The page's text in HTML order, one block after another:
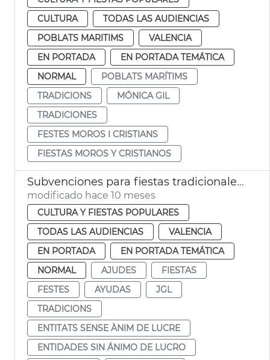
CULTURA
TODAS LAS AUDIENCIAS
POBLATS MARITIMS
VALENCIA
EN PORTADA
EN PORTADA TEMÁTICA
NORMAL
POBLATS MARÍTIMS
TRADICIONS
MÓNICA GIL
TRADICIONES
FESTES MOROS I CRISTIANS
FIESTAS MOROS Y CRISTIANOS
Subvenciones para fiestas tradicionales mayor arraigo histórico
modificado hace 10 meses
CULTURA Y FIESTAS POPULARES
TODAS LAS AUDIENCIAS
VALENCIA
EN PORTADA
EN PORTADA TEMÁTICA
NORMAL
AJUDES
FIESTAS
FESTES
AYUDAS
JGL
TRADICIONS
ENTITATS SENSE ÀNIM DE LUCRE
ENTIDADES SIN ÁNIMO DE LUCRO